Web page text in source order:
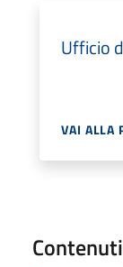
Ufficio
VAI ALLA